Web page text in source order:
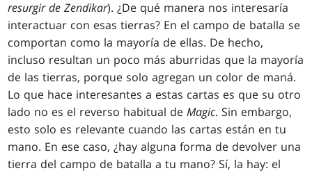
resurgir de Zendikar). ¿De qué manera nos interesaría
interactuar con esas tierras? En el campo de batalla se
comportan como la mayoría de ellas. De hecho,
incluso resultan un poco más aburridas que la mayoría
de las tierras, porque solo agregan un color de maná.
Lo que hace interesantes a estas cartas es que su otro
lado no es el reverso habitual deMagic. Sin embargo,
esto solo es relevante cuando las cartas están en tu
mano. En ese caso, ¿hay alguna forma de devolver una
tierra del campo de batalla a tu mano? Sí, la hay: el